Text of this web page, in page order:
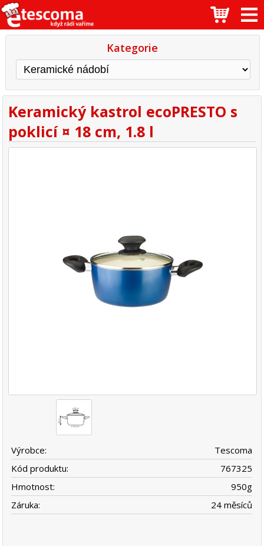
Kategorie
Keramický kastrol ecoPRESTO s
poklicí ¤ 18 cm, 1.8 l
Výrobce:
Tescoma
Kód produktu:
767325
Hmotnost:
950g
Záruka:
24 měsíců